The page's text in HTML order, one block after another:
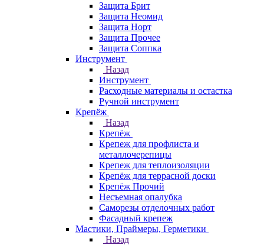
Защита Брит
Защита Неомид
Защита Норт
Защита Прочее
Защита Соппка
Инструмент
Назад
Инструмент
Расходные материалы и остастка
Ручной инструмент
Крепёж
Назад
Крепёж
Крепеж для профлиста и
металлочерепицы
Крепеж для теплоизоляции
Крепёж для террасной доски
Крепёж Прочий
Несъемная опалубка
Саморезы отделочных работ
Фасадный крепеж
Мастики, Праймеры, Герметики
Назад